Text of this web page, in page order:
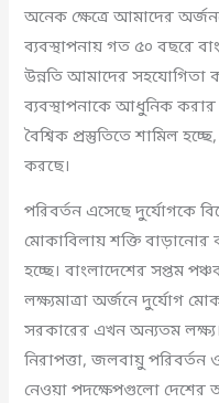
অনেক ক্ষেত্রে আমাদের
ব্যবস্থাপনায় গত ৫০ বছরে
উন্নতি আমাদের সহযোগিতা
ব্যবস্থাপনাকে আধুনিক করার
বৈশ্বিক প্রস্তুতিতে শামিল
করছে।
পরিবর্তন এসেছে দুর্যোগকে
মোকাবিলায় শক্তি বাড়ানোর
হচ্ছে। বাংলাদেশের সপ্তম
লক্ষ্যমাত্রা অর্জনে দুর্যোগ
সরকারের এখন অন্যতম
নিরাপত্তা, জলবায়ু
নেওয়া পদক্ষেপগুলো দেশের